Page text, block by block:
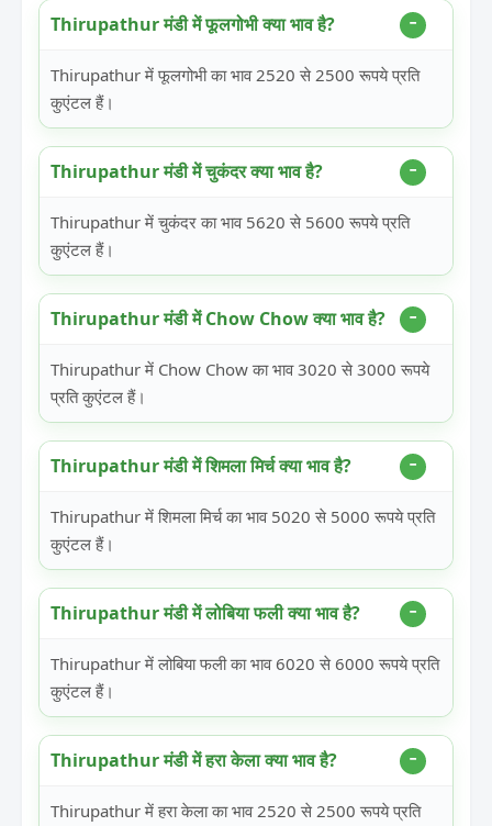
Thirupathur मंडी में फूलगोभी क्या भाव है?
Thirupathur में फूलगोभी का भाव 2520 से 2500 रूपये प्रति
कुएंटल हैं।
Thirupathur मंडी में चुकंदर क्या भाव है?
Thirupathur में चुकंदर का भाव 5620 से 5600 रूपये प्रति
कुएंटल हैं।
Thirupathur मंडी में Chow Chow क्या भाव है?
Thirupathur में Chow Chow का भाव 3020 से 3000 रूपये
प्रति कुएंटल हैं।
Thirupathur मंडी में शिमला मिर्च क्या भाव है?
Thirupathur में शिमला मिर्च का भाव 5020 से 5000 रूपये प्रति
कुएंटल हैं।
Thirupathur मंडी में लोबिया फली क्या भाव है?
Thirupathur में लोबिया फली का भाव 6020 से 6000 रूपये प्रति
कुएंटल हैं।
Thirupathur मंडी में हरा केला क्या भाव है?
Thirupathur में हरा केला का भाव 2520 से 2500 रूपये प्रति